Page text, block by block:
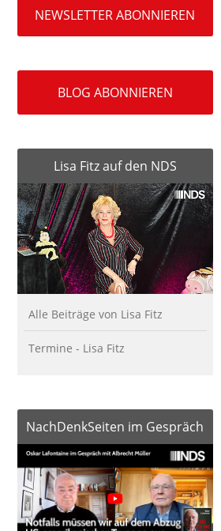
NEWSLETTER ABONNIEREN
BLOG ABONNIEREN
Lisa Fitz auf den NDS
Alle Beiträge von Lisa Fitz
Termine - Lisa Fitz
NachDenkSeiten im Gespräch